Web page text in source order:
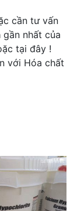
cần tư vấn
nhất của
tại đây !
với Hóa chất